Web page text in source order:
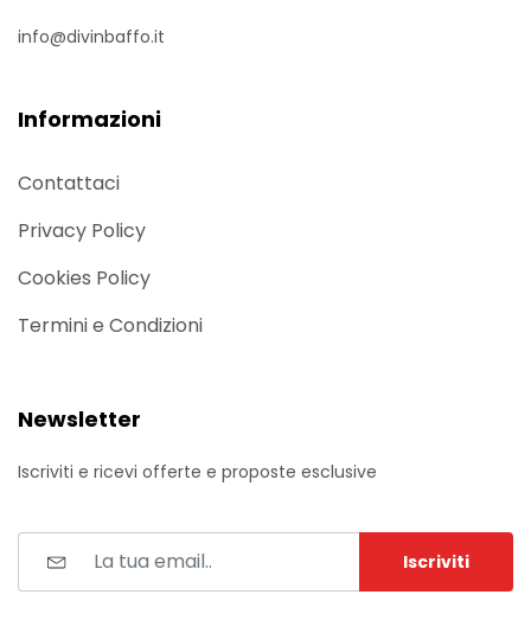
info@divinbaffo.it
Informazioni
Contattaci
Privacy Policy
Cookies Policy
Termini e Condizioni
Newsletter
Iscriviti e ricevi offerte e proposte esclusive
Iscriviti